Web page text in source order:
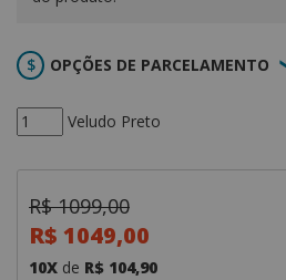
Veludo Preto
OPÇÕES DE PARCELAMENTO
R$ 1099,00
R$ 1049,00
10X de R$ 104,90